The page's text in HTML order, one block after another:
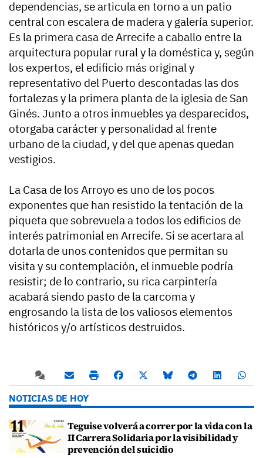
dependencias, se articula en torno a un patio
central con escalera de madera y galería superior.
Es la primera casa de Arrecife a caballo entre la
arquitectura popular rural y la doméstica y, según
los expertos, el edificio más original y
representativo del Puerto descontadas las dos
fortalezas y la primera planta de la iglesia de San
Ginés. Junto a otros inmuebles ya desparecidos,
otorgaba carácter y personalidad al frente
urbano de la ciudad, y del que apenas quedan
vestigios.
La Casa de los Arroyo es uno de los pocos
exponentes que han resistido la tentación de la
piqueta que sobrevuela a todos los edificios de
interés patrimonial en Arrecife. Si se acertara al
dotarla de unos contenidos que permitan su
visita y su contemplación, el inmueble podría
resistir; de lo contrario, su rica carpintería
acabará siendo pasto de la carcoma y
engrosando la lista de los valiosos elementos
históricos y/o artísticos destruidos.
NOTICIAS DE HOY
Teguise volverá a correr por la vida con la
II Carrera Solidaria por la visibilidad y
prevención del suicidio